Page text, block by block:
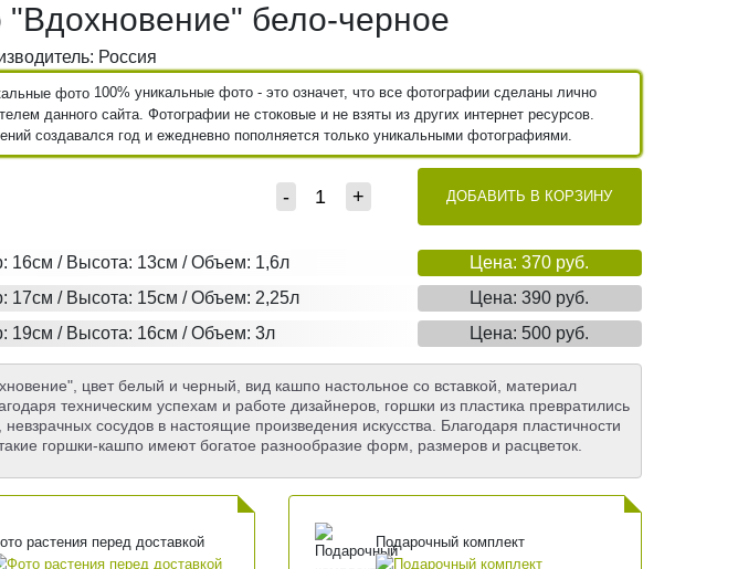
бело-черное
Россия
100% уникальные фото - это означет, что все фотографии сделаны лично
данного сайта. Фотографии не стоковые и не взяты из других интернет ресурсов.
создавался год и ежедневно пополняется только уникальными фотографиями.
- + ДОБАВИТЬ В КОРЗИНУ
16см / Высота: 13см / Объем: 1,6л
Цена: 370 руб.
17см / Высота: 15см / Объем: 2,25л
Цена: 390 руб.
19см / Высота: 16см / Объем: 3л
Цена: 500 руб.
цвет белый и черный, вид кашпо настольное cо вставкой, материал
техническим успехам и работе дизайнеров, горшки из пластика превратились
сосудов в настоящие произведения искусства. Благодаря пластичности
горшки-кашпо имеют богатое разнообразие форм, размеров и расцветок.
растения перед доставкой Подарочный комплект